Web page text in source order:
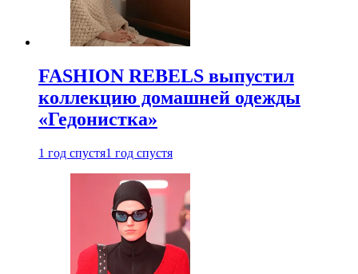
FASHION REBELS выпустил
коллекцию домашней одежды
«Гедонистка»
1 год спустя1 год спустя